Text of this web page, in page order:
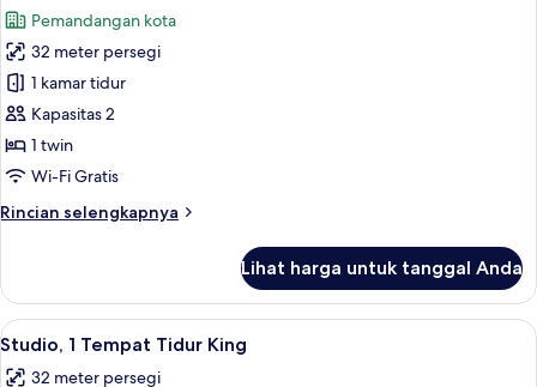
sudut
(Sky)
foto
untuk
Studio,
1
kamar
tidur
Pemandangan kota
32 meter persegi
1 kamar tidur
Kapasitas 2
1 twin
Wi-Fi Gratis
Rincian selengkapnya
Rincian
Studio,
kamar
Lihat harga untuk tanggal Anda
Lihat
semua
Studio, 1 Tempat Tidur King | Seprai
5
Studio, 1 Tempat Tidur King
32 meter persegi